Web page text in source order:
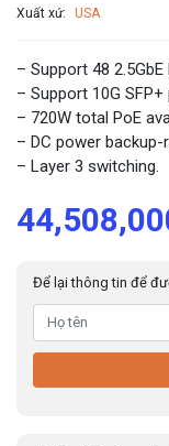
Xuất xứ: USA
– Support 48
– Support 10G SFP+
– 720W total PoE
– DC power backup-
– Layer 3 switching.
Để lại thông tin để